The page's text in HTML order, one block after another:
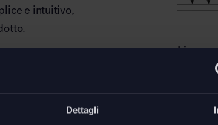
Dettagli
e intuitivo,
aggiungere con
Lima